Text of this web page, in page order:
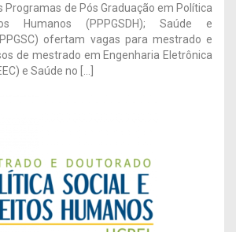
Programas de Pós Graduação em Política
Humanos (PPPGSDH); Saúde e
ofertam vagas para mestrado e
de mestrado em Engenharia Eletrônica
e Saúde no […]